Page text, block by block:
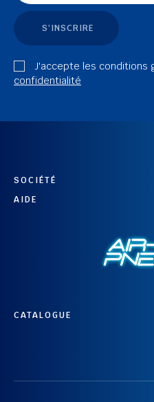
S'INSCRIRE
J'accepte les conditions
confidentialité
SOCIÉTÉ
AIDE
CATALOGUE